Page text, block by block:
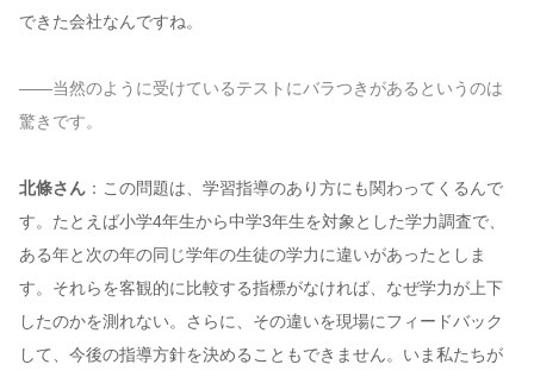
できた会社なんですね。
——当然のように受けているテストにバラつきがあるというのは
驚きです。
北條さん ：この問題は、学習指導のあり方にも関わってくるんで
す。たとえば小学4年生から中学3年生を対象とした学力調査で、
ある年と次の年の同じ学年の生徒の学力に違いがあったとしま
す。それらを客観的に比較する指標がなければ、なぜ学力が上下
したのかを測れない。さらに、その違いを現場にフィードバック
して、今後の指導方針を決めることもできません。いま私たちが